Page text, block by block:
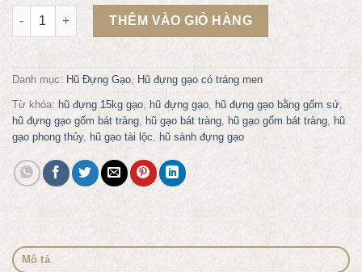
Hũ đựng gạo gốm Bát Tràng 15kg số lượng
THÊM VÀO GIỎ HÀNG
Danh mục: Hũ Đựng Gạo Hũ đựng gạo có tráng men
Từ khóa: hũ đựng 15kg gạo hũ đựng gạo hũ đựng gạo bằng gốm sứ
hũ đựng gạo gốm bát tràng hũ gạo bát tràng hũ gạo gốm bát tràng hũ
gạo phong thủy, hũ gạo tài lộc hũ sành đựng gạo
Mô tả